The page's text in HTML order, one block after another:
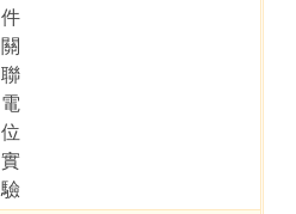
件
關
聯
電
位
實
驗